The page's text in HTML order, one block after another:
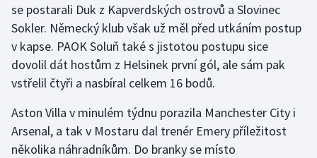
se postarali Duk z Kapverdských ostrovů a Slovinec
Sokler. Německý klub však už měl před utkáním postup
v kapse. PAOK Soluň také s jistotou postupu sice
dovolil dát hostům z Helsinek první gól, ale sám pak
vstřelil čtyři a nasbíral celkem 16 bodů.
Aston Villa v minulém týdnu porazila Manchester City i
Arsenal, a tak v Mostaru dal trenér Emery příležitost
několika náhradníkům. Do branky se místo